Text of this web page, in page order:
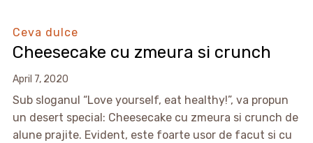
Ceva dulce
Cheesecake cu zmeura si crunch
April 7, 2020
Sub sloganul “Love yourself, eat healthy!”, va propun
un desert special: Cheesecake cu zmeura si crunch de
alune prajite. Evident, este foarte usor de facut si cu